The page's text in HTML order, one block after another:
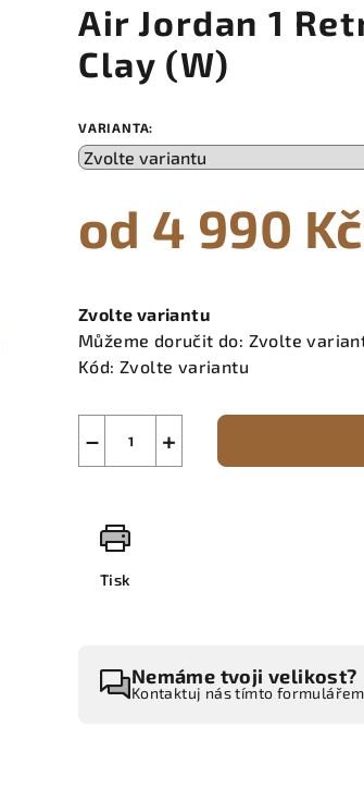
Air Jordan 1
Clay (W)
VARIANTA:
od 4 990 Kč
cena:
Zvolte variantu
Můžeme doručit do: Zvolte
Kód: Zvolte variantu
+
−
Tisk
Nemáme tvoji velikost?
Kontaktuj nás tímto